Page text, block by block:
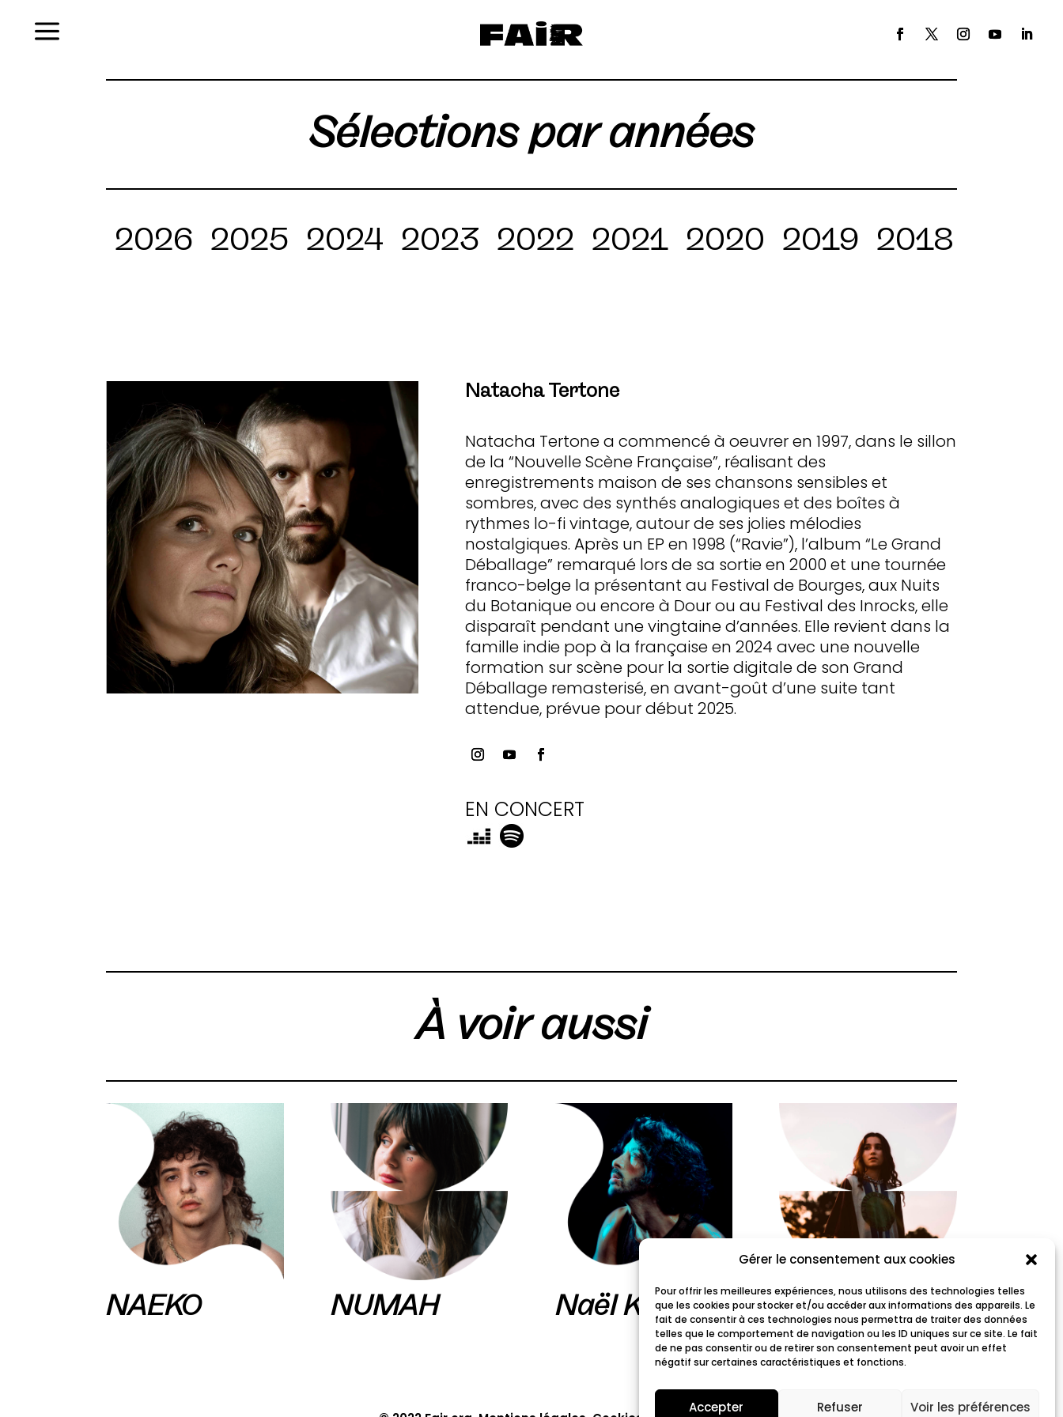
Gérer le consentement aux cookies
Pour offrir les meilleures expériences, nous utilisons des technologies telles
que les cookies pour stocker et/ou accéder aux informations des appareils. Le
fait de consentir à ces technologies nous permettra de traiter des données
telles que le comportement de navigation ou les ID uniques sur ce site. Le fait
de ne pas consentir ou de retirer son consentement peut avoir un effet
négatif sur certaines caractéristiques et fonctions.
Accepter Refuser Voir les préférences
Sélections par années
2026 2025 2024 2023 2022 2021 2020 2019 2018
Natacha Tertone
Natacha Tertone a commencé à oeuvrer en 1997, dans le sillon
de la “Nouvelle Scène Française”, réalisant des
enregistrements maison de ses chansons sensibles et
sombres, avec des synthés analogiques et des boîtes à
rythmes lo-fi vintage, autour de ses jolies mélodies
nostalgiques. Après un EP en 1998 (“Ravie”), l’album “Le Grand
Déballage” remarqué lors de sa sortie en 2000 et une tournée
franco-belge la présentant au Festival de Bourges, aux Nuits
du Botanique ou encore à Dour ou au Festival des Inrocks, elle
disparaît pendant une vingtaine d’années. Elle revient dans la
famille indie pop à la française en 2024 avec une nouvelle
formation sur scène pour la sortie digitale de son Grand
Déballage remasterisé, en avant-goût d’une suite tant
attendue, prévue pour début 2025.
EN CONCERT
À voir aussi
NAEKO NUMAH Naël Kaced Nina Versyp